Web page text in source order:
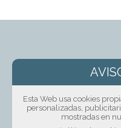
¡Solicita
sin
Esta Web usa cookies
personalizadas,
mostradas en